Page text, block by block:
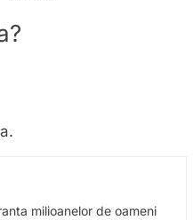
milioanelor de oameni